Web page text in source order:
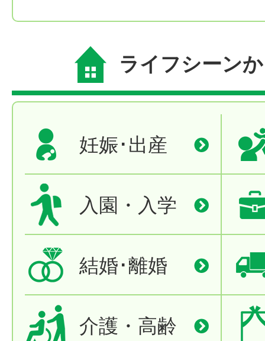
ライフシーン
妊娠･出産
入園・入学
結婚･離婚
介護・高齢